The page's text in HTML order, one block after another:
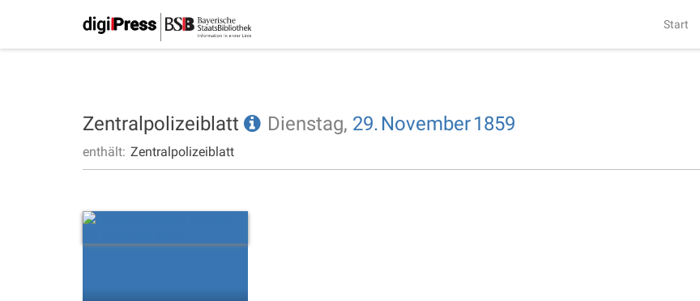
Start
Zentralpolizeiblatt Dienstag, 29. November1859
enthält: Zentralpolizeiblatt